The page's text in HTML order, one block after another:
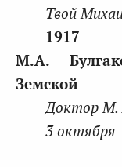
Твой
1917
М.А.
Земской
Доктор М.
3 октября